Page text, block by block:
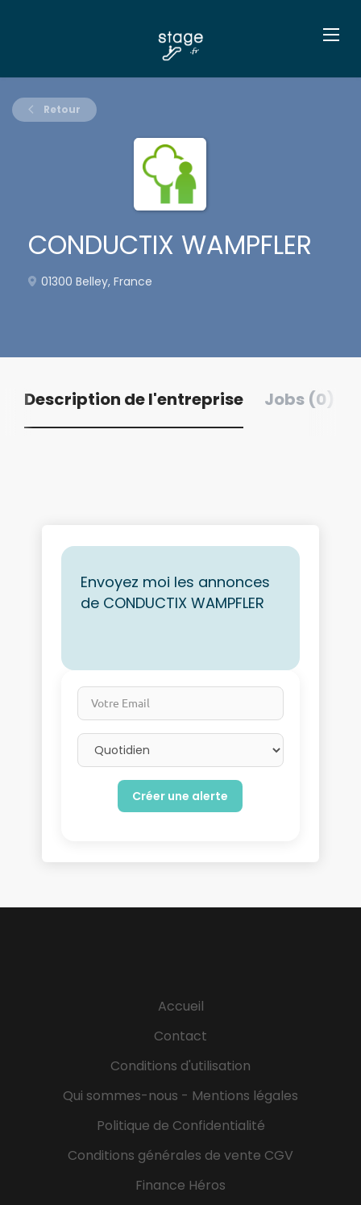
Retour
CONDUCTIX WAMPFLER
01300 Belley, France
Description de l'entreprise Jobs (0)
Envoyez moi les annonces
de CONDUCTIX WAMPFLER
Votre Email
Email frequency
Accueil
Contact
Conditions d'utilisation
Qui sommes-nous - Mentions légales
Politique de Confidentialité
Conditions générales de vente CGV
Finance Héros